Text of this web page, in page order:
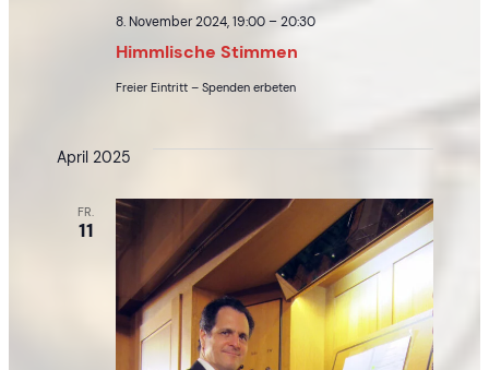
Himmlische Stimmen
8. November 2024, 19:00–20:30
Freier Eintritt – Spenden erbeten
April 2025
FR.
11